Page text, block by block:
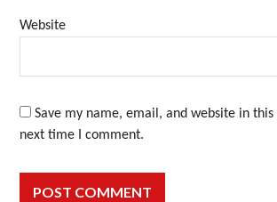
Website
Save my name, email, and website in
next time I comment.